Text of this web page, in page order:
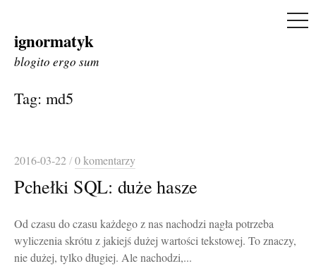
Skip
to
ignormatyk
blogito ergo sum
Tag: md5
2016-03-22/0 komentarzy
Pchełki SQL: duże hasze
Od czasu do czasu każdego z nas nachodzi nagła potrzeba
wyliczenia skrótu z jakiejś dużej wartości tekstowej. To znaczy,
nie dużej, tylko długiej. Ale nachodzi,...